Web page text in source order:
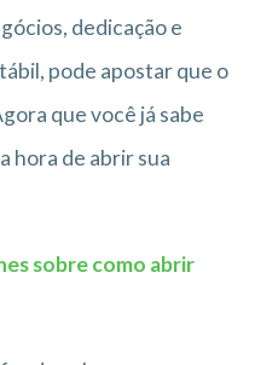
dedicação e
pode apostar que o
que você já sabe
hora de abrir sua
sobre como abrir